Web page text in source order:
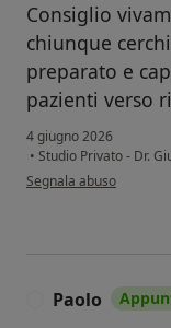
Consiglio
chiunque
preparato e
pazienti verso
4 giugno 2026
• Studio Privato - Dr.
secondo l'opinione
Segnala abuso
Paolo